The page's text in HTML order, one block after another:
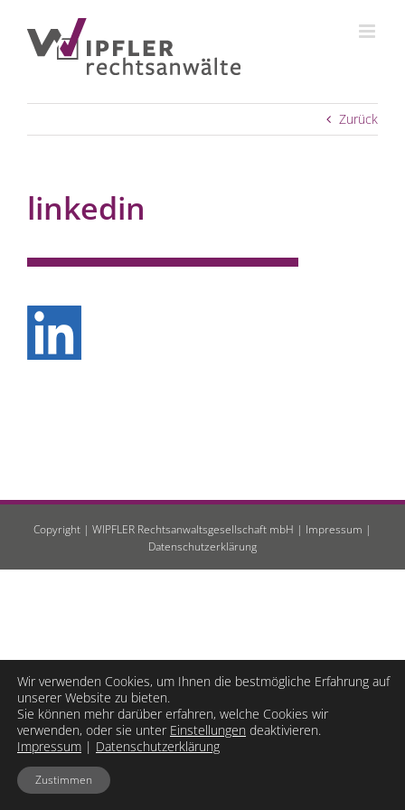
Inhalt
springen
Zurück
linkedin
Copyright | WIPFLER Rechtsanwaltsgesellschaft mbH | Impressum |
Datenschutzerklärung
Wir verwenden Cookies, um Ihnen die bestmögliche Erfahrung auf
unserer Website zu bieten.
Sie können mehr darüber erfahren, welche Cookies wir
verwenden, oder sie unter Einstellungen deaktivieren.
Impressum | Datenschutzerklärung
Zustimmen